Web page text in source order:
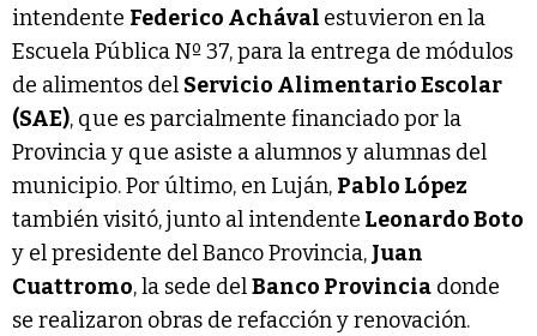
intendente Federico Achával estuvieron en la
Escuela Pública Nº 37, para la entrega de módulos
de alimentos del Servicio Alimentario Escolar
(SAE), que es parcialmente financiado por la
Provincia y que asiste a alumnos y alumnas del
municipio. Por último, en Luján, Pablo López
también visitó, junto al intendente Leonardo Boto
y el presidente del Banco Provincia, Juan
Cuattromo, la sede delBanco Provincia donde
se realizaron obras de refacción y renovación.